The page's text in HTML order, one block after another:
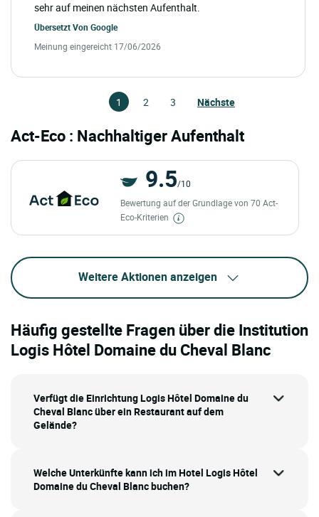
sehr auf meinen nächsten Aufenthalt.
Übersetzt Von Google
Meinung eingereicht 17/06/2026
1 2 3 Nächste
Act-Eco : Nachhaltiger Aufenthalt
9.5/10
Bewertung auf der Grundlage von 70 Act-
Eco-Kriterien
Weitere Aktionen anzeigen
Häufig gestellte Fragen über die Institution
Logis Hôtel Domaine du Cheval Blanc
Verfügt die Einrichtung Logis Hôtel Domaine du
Cheval Blanc über ein Restaurant auf dem
Gelände?
Welche Unterkünfte kann ich im Hotel Logis Hôtel
Domaine du Cheval Blanc buchen?